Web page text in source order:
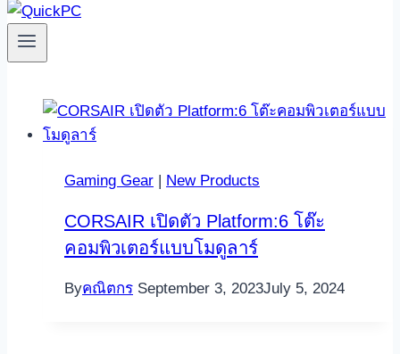
Gaming Gear | New Products
CORSAIR เปิดตัว Platform:6 โต๊ะ
คอมพิวเตอร์แบบโมดูลาร์
Byคณิตกร September 3, 2023July 5, 2024